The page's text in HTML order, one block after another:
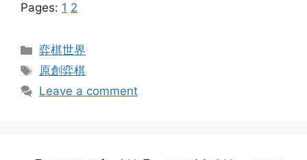
Pages: 1 2
Categories
弈棋世界
Tags
原創弈棋
Leave a comment